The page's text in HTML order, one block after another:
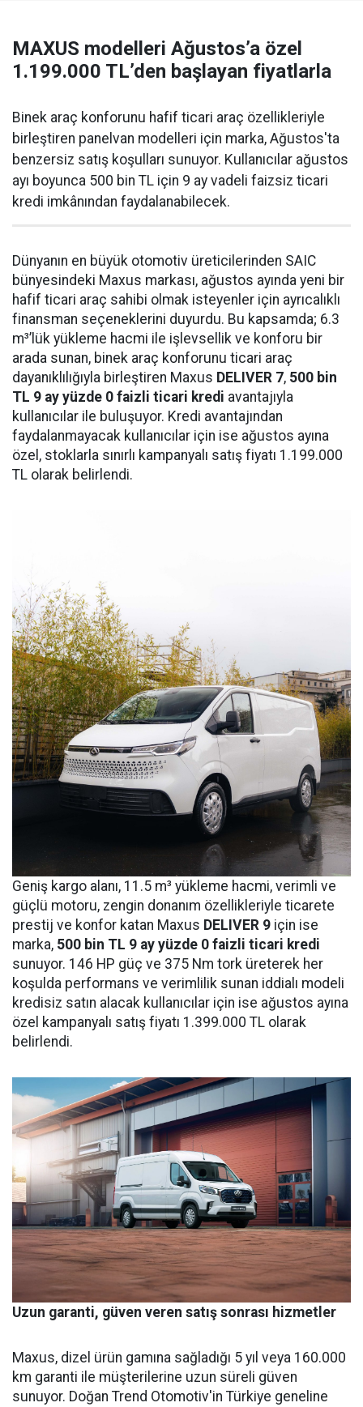
MAXUS modelleri Ağustos’a özel
1.199.000 TL’den başlayan fiyatlarla
Binek araç konforunu hafif ticari araç özellikleriyle
birleştiren panelvan modelleri için marka, Ağustos'ta
benzersiz satış koşulları sunuyor. Kullanıcılar ağustos
ayı boyunca 500 bin TL için 9 ay vadeli faizsiz ticari
kredi imkânından faydalanabilecek.
Dünyanın en büyük otomotiv üreticilerinden SAIC
bünyesindeki Maxus markası, ağustos ayında yeni bir
hafif ticari araç sahibi olmak isteyenler için ayrıcalıklı
finansman seçeneklerini duyurdu. Bu kapsamda; 6.3
m³’lük yükleme hacmi ile işlevsellik ve konforu bir
arada sunan, binek araç konforunu ticari araç
dayanıklılığıyla birleştiren Maxus DELIVER 7, 500 bin
TL 9 ay yüzde 0 faizli ticari kredi avantajıyla
kullanıcılar ile buluşuyor. Kredi avantajından
faydalanmayacak kullanıcılar için ise ağustos ayına
özel, stoklarla sınırlı kampanyalı satış fiyatı 1.199.000
TL olarak belirlendi.
Geniş kargo alanı, 11.5 m³ yükleme hacmi, verimli ve
güçlü motoru, zengin donanım özellikleriyle ticarete
prestij ve konfor katan Maxus DELIVER 9 için ise
marka, 500 bin TL 9 ay yüzde 0 faizli ticari kredi
sunuyor. 146 HP güç ve 375 Nm tork üreterek her
koşulda performans ve verimlilik sunan iddialı modeli
kredisiz satın alacak kullanıcılar için ise ağustos ayına
özel kampanyalı satış fiyatı 1.399.000 TL olarak
belirlendi.
Uzun garanti, güven veren satış sonrası hizmetler
Maxus, dizel ürün gamına sağladığı 5 yıl veya 160.000
km garanti ile müşterilerine uzun süreli güven
sunuyor. Doğan Trend Otomotiv'in Türkiye geneline